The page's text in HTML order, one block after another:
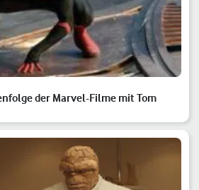
der Marvel-Filme mit Tom